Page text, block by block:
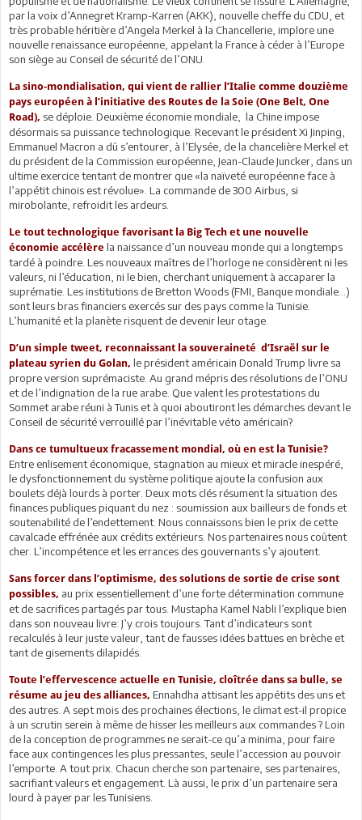
par la voix d’Annegret Kramp-Karren (AKK), nouvelle cheffe du CDU, et
très probable héritière d’Angela Merkel à la Chancellerie, implore une
nouvelle renaissance européenne, appelant la France à céder à l’Europe
son siège au Conseil de sécurité de l’ONU.
La sino-mondialisation, qui vient de rallier l’Italie comme douzième
pays européen à l’initiative des Routes de la Soie (One Belt, One
Road), se déploie. Deuxième économie mondiale, la Chine impose
désormais sa puissance technologique. Recevant le président Xi Jinping,
Emmanuel Macron a dû s’entourer, à l’Elysée, de la chancelière Merkel et
du président de la Commission européenne, Jean-Claude Juncker, dans un
ultime exercice tentant de montrer que «la naïveté européenne face à
l’appétit chinois est révolue». La commande de 300 Airbus, si
mirobolante, refroidit les ardeurs.
Le tout technologique favorisant la Big Tech et une nouvelle
économie accélère la naissance d’un nouveau monde qui a longtemps
tardé à poindre. Les nouveaux maîtres de l’horloge ne considèrent ni les
valeurs, ni l’éducation, ni le bien, cherchant uniquement à accaparer la
suprématie. Les institutions de Bretton Woods (FMI, Banque mondiale...)
sont leurs bras financiers exercés sur des pays comme la Tunisie.
L’humanité et la planète risquent de devenir leur otage.
D’un simple tweet, reconnaissant la souveraineté d’Israël sur le
plateau syrien du Golan, le président américain Donald Trump livre sa
propre version suprémaciste. Au grand mépris des résolutions de l’ONU
et de l’indignation de la rue arabe. Que valent les protestations du
Sommet arabe réuni à Tunis et à quoi aboutiront les démarches devant le
Conseil de sécurité verrouillé par l’inévitable véto américain?
Dans ce tumultueux fracassement mondial, où en est la Tunisie?
Entre enlisement économique, stagnation au mieux et miracle inespéré,
le dysfonctionnement du système politique ajoute la confusion aux
boulets déjà lourds à porter. Deux mots clés résument la situation des
finances publiques piquant du nez : soumission aux bailleurs de fonds et
soutenabilité de l’endettement. Nous connaissons bien le prix de cette
cavalcade effrénée aux crédits extérieurs. Nos partenaires nous coûtent
cher. L’incompétence et les errances des gouvernants s’y ajoutent.
Sans forcer dans l’optimisme, des solutions de sortie de crise sont
possibles, au prix essentiellement d’une forte détermination commune
et de sacrifices partagés par tous. Mustapha Kamel Nabli l’explique bien
dans son nouveau livre: J’y crois toujours. Tant d’indicateurs sont
recalculés à leur juste valeur, tant de fausses idées battues en brèche et
tant de gisements dilapidés.
Toute l’effervescence actuelle en Tunisie, cloîtrée dans sa bulle, se
résume au jeu des alliances, Ennahdha attisant les appétits des uns et
des autres. A sept mois des prochaines élections, le climat est-il propice
à un scrutin serein à même de hisser les meilleurs aux commandes ? Loin
de la conception de programmes ne serait-ce qu’a minima, pour faire
face aux contingences les plus pressantes, seule l’accession au pouvoir
l’emporte. A tout prix. Chacun cherche son partenaire, ses partenaires,
sacrifiant valeurs et engagement. Là aussi, le prix d’un partenaire sera
lourd à payer par les Tunisiens.